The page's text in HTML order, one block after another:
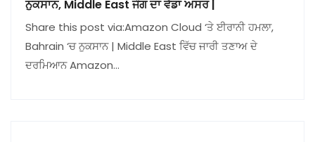
ਨੁਕਸਾਨ, Middle East ਜੰਗ ਦਾ ਵੱਡਾ ਅਸਰ |
Share this post via:Amazon Cloud ‘ਤੇ ਈਰਾਨੀ ਹਮਲਾ,
Bahrain ‘ਚ ਨੁਕਸਾਨ | Middle East ਵਿੱਚ ਜਾਰੀ ਤਣਾਅ ਦੇ
ਦਰਮਿਆਨ Amazon…